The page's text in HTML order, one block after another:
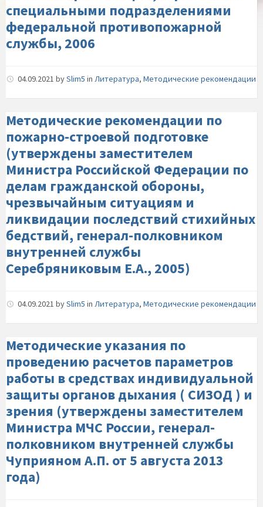
специальными подразделениями
федеральной противопожарной
службы, 2006
04.09.2021 bySlim5 in Литература, Методические рекомендации
Методические рекомендации по
пожарно-строевой подготовке
(утверждены заместителем
Министра Российской Федерации по
делам гражданской обороны,
чрезвычайным ситуациям и
ликвидации последствий стихийных
бедствий, генерал-полковником
внутренней службы
Серебряниковым Е.А., 2005)
04.09.2021 bySlim5 in Литература, Методические рекомендации
Методические указания по
проведению расчетов параметров
работы в средствах индивидуальной
защиты органов дыхания ( СИЗОД ) и
зрения (утверждены заместителем
Министра МЧС России, генерал-
полковником внутренней службы
Чуприяном А.П. от 5 августа 2013
года)